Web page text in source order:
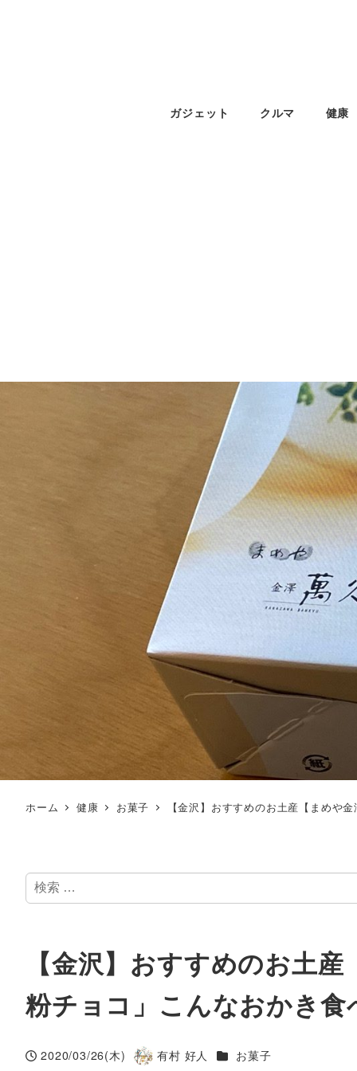
ガジェット クルマ 健康
ホーム 健康 お菓子 【金沢】おすすめのお土産【まめや
検
索
【金沢】おすすめのお土
粉チョコ」こんなおかき
投稿日
2020/03/26(木)
著
有村 好人 カテゴリー
お菓子